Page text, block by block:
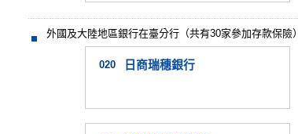
外國及大陸地區銀行在臺分行（共有30家參加存款保險）
020 日商瑞穗銀行